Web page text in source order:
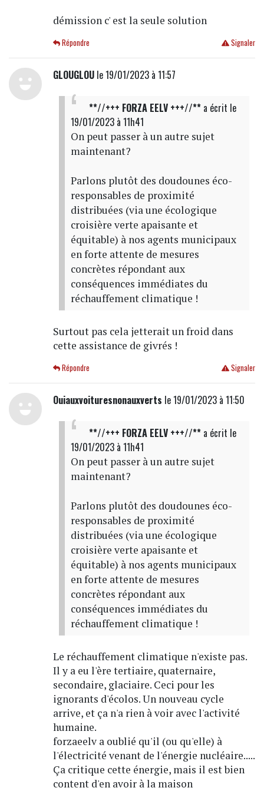
démission c' est la seule solution
Signaler
Répondre
GLOUGLOUle 19/01/2023 à 11:57
**//+++ FORZA EELV +++//**a écrit le
19/01/2023 à 11h41
On peut passer à un autre sujet
maintenant?
Parlons plutôt des doudounes éco-
responsables de proximité
distribuées (via une écologique
croisière verte apaisante et
équitable) à nos agents municipaux
en forte attente de mesures
concrètes répondant aux
conséquences immédiates du
réchauffement climatique !
Surtout pas cela jetterait un froid dans
cette assistance de givrés !
Signaler
Répondre
Ouiauxvoituresnonauxverts le 19/01/2023 à 11:50
**//+++ FORZA EELV +++//**a écrit le
19/01/2023 à 11h41
On peut passer à un autre sujet
maintenant?
Parlons plutôt des doudounes éco-
responsables de proximité
distribuées (via une écologique
croisière verte apaisante et
équitable) à nos agents municipaux
en forte attente de mesures
concrètes répondant aux
conséquences immédiates du
réchauffement climatique !
Le réchauffement climatique n'existe pas.
Il y a eu l'ère tertiaire, quaternaire,
secondaire, glaciaire. Ceci pour les
ignorants d'écolos. Un nouveau cycle
arrive, et ça n'a rien à voir avec l'activité
humaine.
forzaeelv a oublié qu'il (ou qu'elle) à
l'électricité venant de l'énergie nucléaire.....
Ça critique cette énergie, mais il est bien
content d'en avoir à la maison